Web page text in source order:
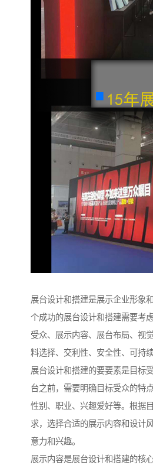
展台设计和搭建是展示企业形象
个成功的展台设计和搭建需要考
受众、展示内容、展台布局、视
料选择、交利性、安全性、可持续
展台设计和搭建的要要素是目标
台之前，需要明确目标受众的特
性别、职业、兴趣爱好等。根据
求，选择合适的展示内容和设计
意力和兴趣。
展示内容是展台设计和搭建的核